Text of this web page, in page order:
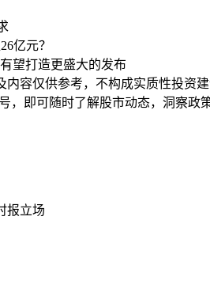
亿元？
望打造更盛大的发布
容仅供参考，不构成实质性投资
，即可随时了解股市动态，洞察政
报立场